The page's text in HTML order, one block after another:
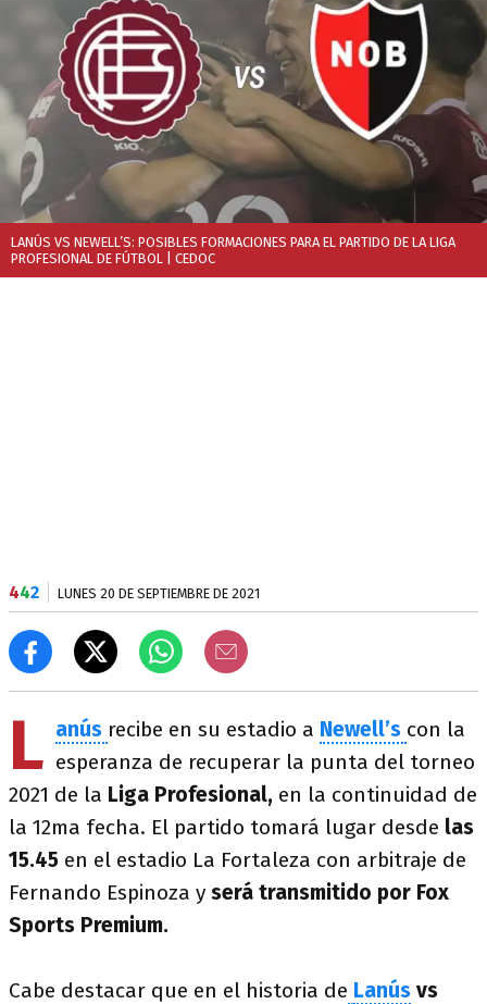
LANÚS VS NEWELL’S: POSIBLES FORMACIONES PARA EL PARTIDO DE LA LIGA
PROFESIONAL DE FÚTBOL | CEDOC
442 LUNES 20 DE SEPTIEMBRE DE 2021
L anús recibe en su estadio a Newell’s con la
esperanza de recuperar la punta del torneo
2021 de la Liga Profesional, en la continuidad de
la 12ma fecha. El partido tomará lugar desde las
15.45 en el estadio La Fortaleza con arbitraje de
Fernando Espinoza y será transmitido por Fox
Sports Premium.
Cabe destacar que en el historia de Lanús vs